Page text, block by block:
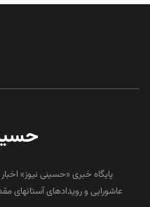
پایگاه خبری «حسینی نیوز»
عاشورایی و رویدادهای آستانهای